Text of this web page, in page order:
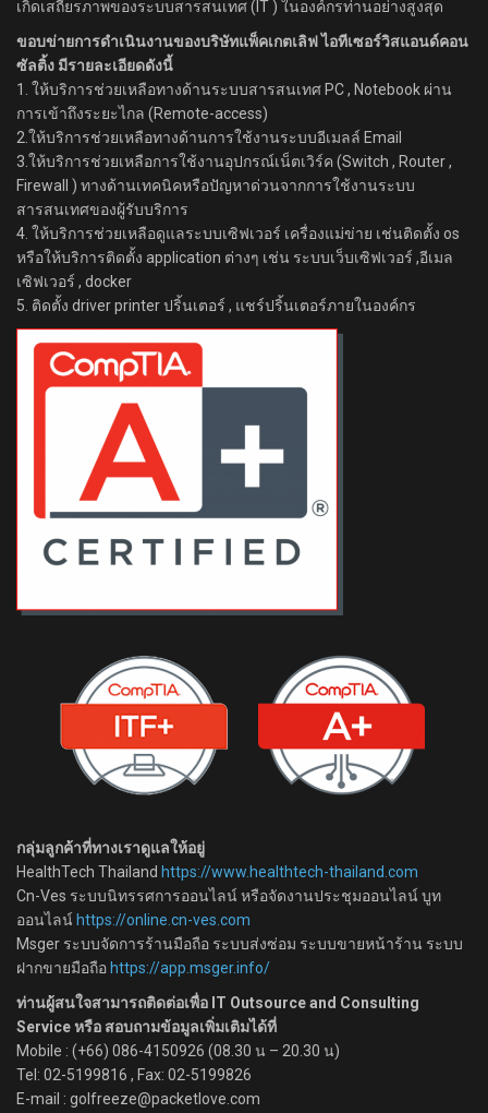
เกิดเสถียรภาพของระบบสารสนเทศ (IT ) ในองค์กรท่านอย่างสูงสุด
ขอบข่ายการดำเนินงานของบริษัทแพ็คเกตเลิฟ ไอทีเซอร์วิสแอนด์คอน
ซัลติ้ง มีรายละเอียดดังนี้
1. ให้บริการช่วยเหลือทางด้านระบบสารสนเทศ PC , Notebook ผ่าน
การเข้าถึงระยะไกล (Remote-access)
2.ให้บริการช่วยเหลือทางด้านการใช้งานระบบอีเมลล์ Email
3.ให้บริการช่วยเหลือการใช้งานอุปกรณ์เน็ตเวิร์ค (Switch , Router ,
Firewall ) ทางด้านเทคนิคหรือปัญหาด่วนจากการใช้งานระบบ
สารสนเทศของผู้รับบริการ
4. ให้บริการช่วยเหลือดูแลระบบเซิฟเวอร์ เครื่องแม่ข่าย เช่นติดตั้ง os
หรือให้บริการติดตั้ง application ต่างๆ เช่น ระบบเว็บเซิฟเวอร์ ,อีเมล
เซิฟเวอร์ , docker
5. ติดตั้ง driver printer ปริ้นเตอร์ , แชร์ปริ้นเตอร์ภายในองค์กร
กลุ่มลูกค้าที่ทางเราดูแลให้อยู่
HealthTech Thailand https://www.healthtech-thailand.com
Cn-Ves ระบบนิทรรศการออนไลน์ หรือจัดงานประชุมออนไลน์ บูท
ออนไลน์ https://online.cn-ves.com
Msger ระบบจัดการร้านมือถือ ระบบส่งซ่อม ระบบขายหน้าร้าน ระบบ
ฝากขายมือถือ https://app.msger.info/
ท่านผู้สนใจสามารถติดต่อเพื่อ IT Outsource and Consulting
Service หรือ สอบถามข้อมูลเพิ่มเติมได้ที่
Mobile : (+66) 086-4150926 (08.30 น – 20.30 น)
Tel: 02-5199816 , Fax: 02-5199826
E-mail : golfreeze@packetlove.com